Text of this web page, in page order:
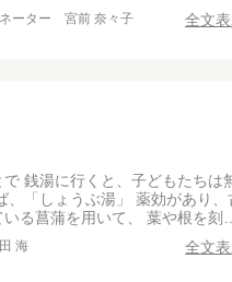
ーター 宮前 奈々子 全文
銭湯に行くと、子どもたちは
「しょうぶ湯」 薬効があり、
る菖蒲を用いて、 葉や根を刻…
海 全文